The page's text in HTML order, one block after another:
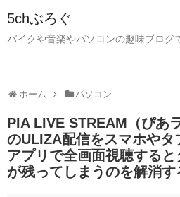
5chぶろぐ
バイクや音楽やパソコンの趣味ブログ
ホーム パソコン
PIA LIVE STREAM（ぴあ
のULIZA配信をスマホやタ
アプリで全画面視聴すると
が残ってしまうのを解消す